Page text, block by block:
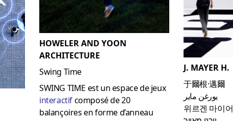
HOWELER AND YOON
ARCHITECTURE
Swing Time
SWING TIME est un espace de jeux
interactifcomposé de 20
balançoires en forme d’anneau
J. MAYER H.
于爾根·邁爾
يورغن ماير
위르겐 마이어